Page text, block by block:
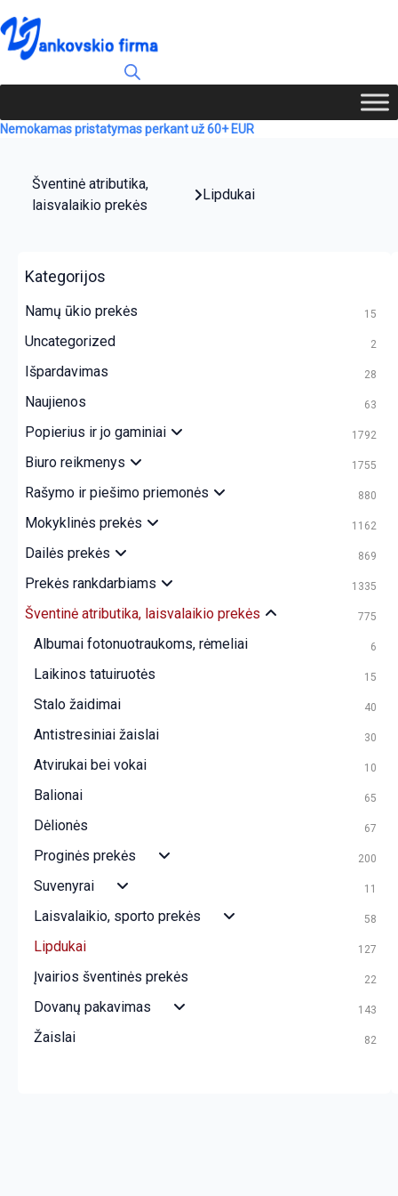
Nemokamas pristatymas perkant už 60+ EUR
Šventinė atributika,
laisvalaikio prekės
Lipdukai
Kategorijos
Namų ūkio prekės 15
Uncategorized 2
Išpardavimas 28
Naujienos 63
Popierius ir jo gaminiai 1792
Biuro reikmenys 1755
Rašymo ir piešimo priemonės 880
Mokyklinės prekės 1162
Dailės prekės 869
Prekės rankdarbiams 1335
Šventinė atributika, laisvalaikio prekės 775
Albumai fotonuotraukoms, rėmeliai 6
Laikinos tatuiruotės 15
Stalo žaidimai 40
Antistresiniai žaislai 30
Atvirukai bei vokai 10
Balionai 65
Dėlionės 67
Proginės prekės 200
Suvenyrai 11
Laisvalaikio, sporto prekės 58
Lipdukai 127
Įvairios šventinės prekės 22
Dovanų pakavimas 143
Žaislai 82